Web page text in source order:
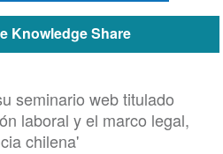
Knowledge Share
seminario web titulado
laboral y el marco legal,
chilena'